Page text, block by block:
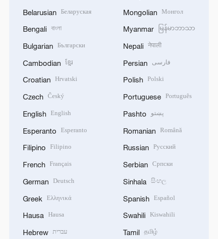
Belarusian Беларуская
Bengali বাংলা
Bulgarian Български
Cambodian ខ្មែរ
Croatian Hrvatski
Czech Český
English English
Esperanto Esperanto
Filipino Filipino
French Français
German Deutsch
Greek Ελληνικά
Hausa Hausa
Hebrew עברית
Mongolian Монгол
Myanmar မြန်မာဘာသာ
Nepali नेपाली
Persian فارسی
Polish Polski
Portuguese Português
Pashto پښتو
Romanian Română
Russian Русский
Serbian Српски
Sinhala සිංහල
Spanish Español
Swahili Kiswahili
Tamil தமிழ்